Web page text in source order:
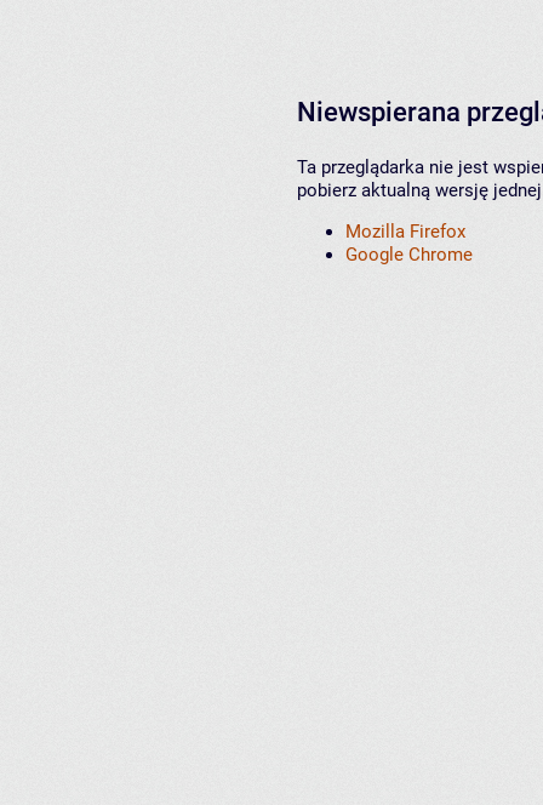
Niewspierana
Ta przeglądarka nie jest
pobierz aktualną wersję
Mozilla Firefox
Google Chrome